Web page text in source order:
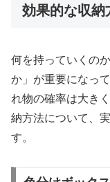
効果的な収納
何を持っていくの
か」が重要になっ
れ物の確率は大き
納方法について、
す。